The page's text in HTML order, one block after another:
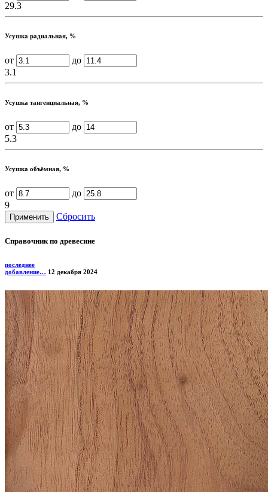
29.3
Усушка радиальная, %
от
до
3.1
Усушка тангенциальная, %
от
до
5.3
Усушка объёмная, %
от
до
9
Сбросить
Справочник по древесине
последнее
добавление… 12 декабря 2024